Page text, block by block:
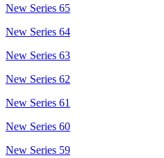
New Series 65
New Series 64
New Series 63
New Series 62
New Series 61
New Series 60
New Series 59